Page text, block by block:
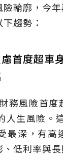
輪廓，今
趨勢：
首度超車
務風險首度
人生風險。
最深，有高
低利率與